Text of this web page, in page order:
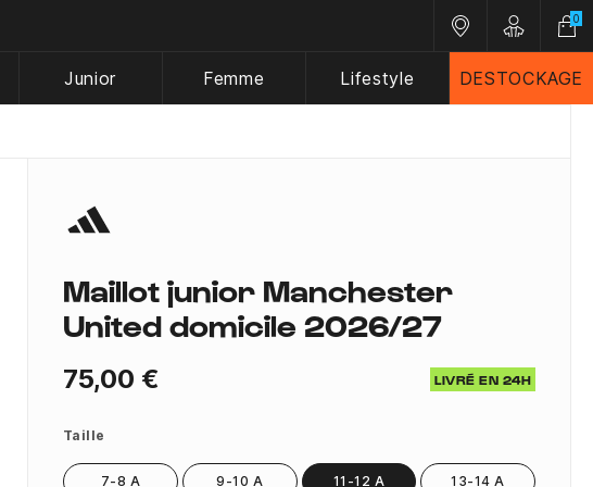
Nos magasins
Customer
0
Junior Femme Lifestyle DESTOCKAGE
Maillot junior Manchester
United domicile 2026/27
75,00 € LIVRÉ EN 24H
Taille
7-8 A 9-10 A 11-12 A 13-14 A